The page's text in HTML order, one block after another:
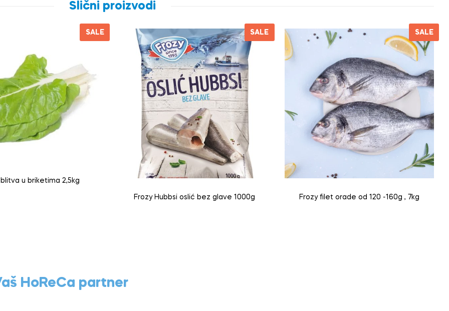
Slični proizvodi
SALE
u briketima 2,5kg
SALE
Frozy Hubbsi oslić bez glave 1000g
SALE
Frozy filet orade od 120 -160g , 7kg
HoReCa partner